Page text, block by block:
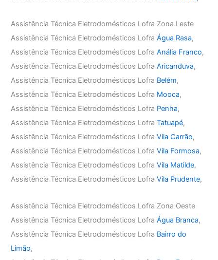
Assistência Técnica Eletrodomésticos Lofra Zona Leste
Assistência Técnica Eletrodomésticos LofraÁgua Rasa,
Assistência Técnica Eletrodomésticos LofraAnália Franco,
Assistência Técnica Eletrodomésticos LofraAricanduva,
Assistência Técnica Eletrodomésticos Lofra Belém,
Assistência Técnica Eletrodomésticos Lofra Mooca,
Assistência Técnica Eletrodomésticos Lofra Penha,
Assistência Técnica Eletrodomésticos LofraTatuapé,
Assistência Técnica Eletrodomésticos LofraVila Carrão,
Assistência Técnica Eletrodomésticos LofraVila Formosa,
Assistência Técnica Eletrodomésticos LofraVila Matilde,
Assistência Técnica Eletrodomésticos LofraVila Prudente,
Assistência Técnica Eletrodomésticos Lofra Zona Oeste
Assistência Técnica Eletrodomésticos LofraÁgua Branca,
Assistência Técnica Eletrodomésticos Lofra Bairro do
Limão,